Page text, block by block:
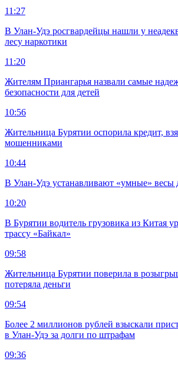
11:27
В Улан-Удэ росгвардейцы нашли у
лесу наркотики
11:20
Жителям Приангарья назвали самые
безопасности для детей
10:56
Жительница Бурятии оспорила кредит,
мошенниками
10:44
В Улан-Удэ устанавливают «умные» весы
10:20
В Бурятии водитель грузовика из Китая
трассу «Байкал»
09:58
Жительница Бурятии поверила в
потеряла деньги
09:54
Более 2 миллионов рублей взыскали
в Улан-Удэ за долги по штрафам
09:36